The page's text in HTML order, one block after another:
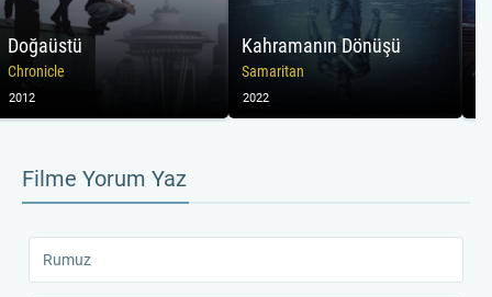
Doğaüstü
Chronicle
2012
Kahramanın Dönüşü
Samaritan
2022
Filme Yorum Yaz